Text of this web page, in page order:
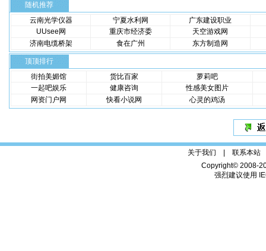
随机推荐
云南光学仪器
宁夏水利网
广东建设职业
UUsee网
重庆市经济委
天空游戏网
济南电缆桥架
食在广州 东方制造网
顶顶排行
街拍美媚馆
货比百家
萝莉吧
一起吧娱乐
健康咨询
性感美女图片
网资门户网
快看小说网 心灵的鸡汤
关于我们 | 联系本站
Copyright© 2008-
强烈建议使用